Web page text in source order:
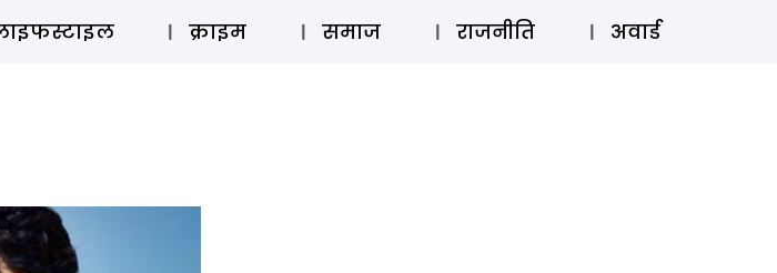
ऑडियो स्टोरी लॉग इन ⚲ SUBSCRIBE
क्राइम समाज राजनीति अवार्ड